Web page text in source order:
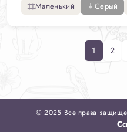
Маленький Серый
1 2
© 2025 Все права